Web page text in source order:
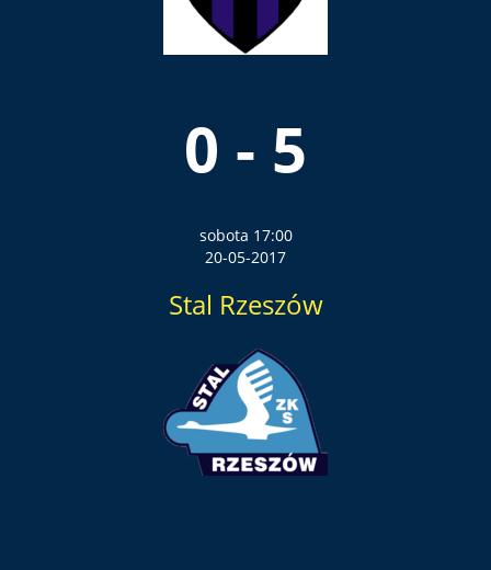
0 - 5
sobota 17:00
20-05-2017
Stal Rzeszów